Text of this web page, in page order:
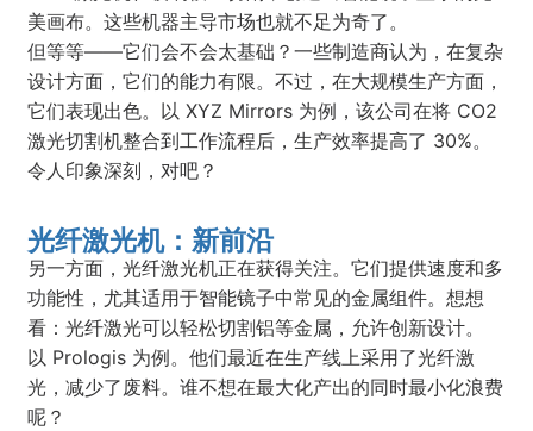
美画布。这些机器主导市场也就不足为奇了。
但等等——它们会不会太基础？一些制造商认为，在复杂
设计方面，它们的能力有限。不过，在大规模生产方面，
它们表现出色。以 XYZ Mirrors 为例，该公司在将 CO2
激光切割机整合到工作流程后，生产效率提高了 30%。
令人印象深刻，对吧？
光纤激光机：新前沿
另一方面，光纤激光机正在获得关注。它们提供速度和多
功能性，尤其适用于智能镜子中常见的金属组件。想想
看：光纤激光可以轻松切割铝等金属，允许创新设计。
以 Prologis 为例。他们最近在生产线上采用了光纤激
光，减少了废料。谁不想在最大化产出的同时最小化浪费
呢？